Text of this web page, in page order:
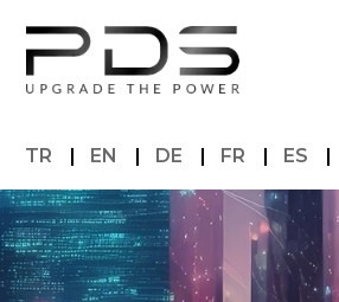
TR EN DE FR ES